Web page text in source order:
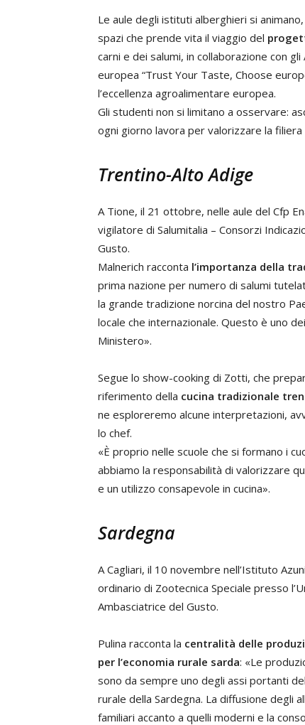
Le aule degli istituti alberghieri si
spazi che prende vita il viaggio del
carni e dei salumi, in collaborazione con
europea “Trust Your Taste, Choose
l’eccellenza agroalimentare europea.
Gli studenti non si limitano a osservare:
ogni giorno lavora per valorizzare la
Trentino-Alto Adige
A Tione, il 21 ottobre, nelle aule del Cfp
vigilatore di Salumitalia – Consorzi
Gusto.
Malnerich racconta l’importanza della
prima nazione per numero di salumi
la grande tradizione norcina del nostro
locale che internazionale. Questo è uno
Ministero».
Segue lo show-cooking di Zotti, che
riferimento della cucina tradizionale
ne esploreremo alcune interpretazioni,
lo chef.
«È proprio nelle scuole che si formano i
abbiamo la responsabilità di valorizzare
e un utilizzo consapevole in cucina».
Sardegna
A Cagliari, il 10 novembre nell’Istituto
ordinario di Zootecnica Speciale presso
Ambasciatrice del Gusto.
Pulina racconta la centralità delle
per l’economia rurale sarda: «Le
sono da sempre uno degli assi portanti
rurale della Sardegna. La diffusione degli
familiari accanto a quelli moderni e la